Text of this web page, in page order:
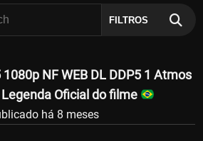
FILTROS
NF WEB DL DDP5 1 Atmos
Legenda Oficial do filme
há 8 meses